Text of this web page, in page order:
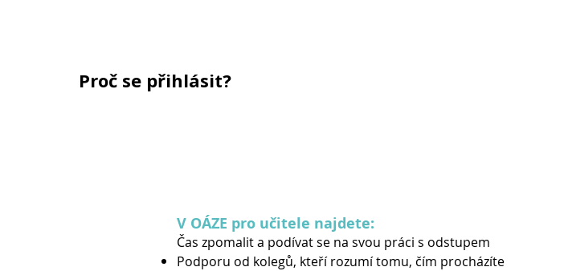
Proč se přihlásit?
V OÁZE pro učitele najdete:
Čas zpomalit a podívat se na svou práci s odstupem
Podporu od kolegů, kteří rozumí tomu, čím procházíte